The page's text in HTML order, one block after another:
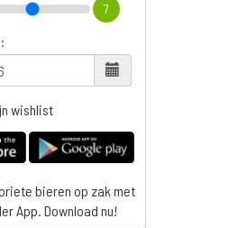
7
wishlist
bieren op zak met
App. Download nu!